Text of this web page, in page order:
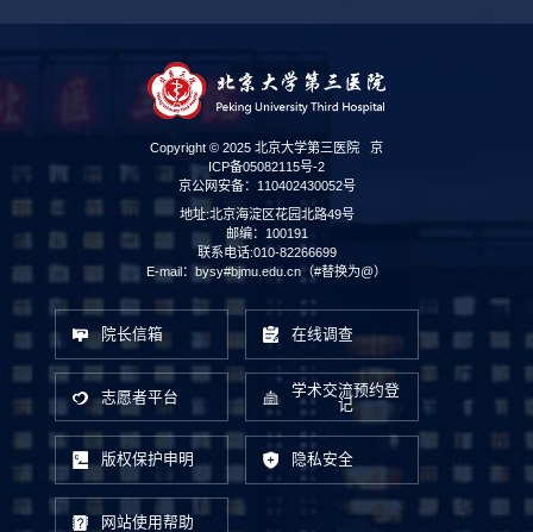
Copyright © 2025 北京大学第三医院 京
ICP备05082115号-2
京公网安备：110402430052号
地址:北京海淀区花园北路49号
邮编：100191
联系电话:010-82266699
E-mail：bysy#bjmu.edu.cn（#替换为@）
院长信箱 在线调查
志愿者平台
学术交流预约登
记
版权保护申明 隐私安全
网站使用帮助